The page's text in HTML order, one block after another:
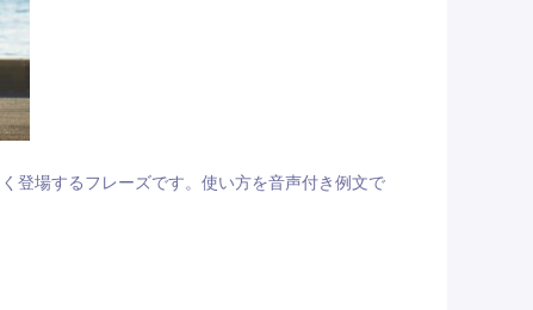
登場するフレーズです。使い方を音声付き例文で